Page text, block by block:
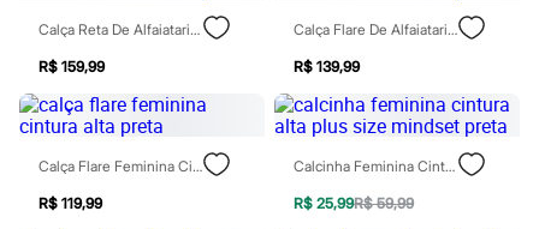
Calças
Jeans
Moda esportiva
Shorts e Saias
Vestidos
Masculino
Em alta
Dia dos Pais
Calça Reta De Alfaiataria Feminina Cintura Alta Preta
R$ 159,99
Calça Flare De Alfaiataria Feminina Cintura Alta Preta
R$ 139,99
Calça Flare Feminina Cintura Alta Preta
R$ 119,99
Calcinha Feminina Cintura Alta Plus Size Mindset Preta
R$ 25,99R$ 59,99